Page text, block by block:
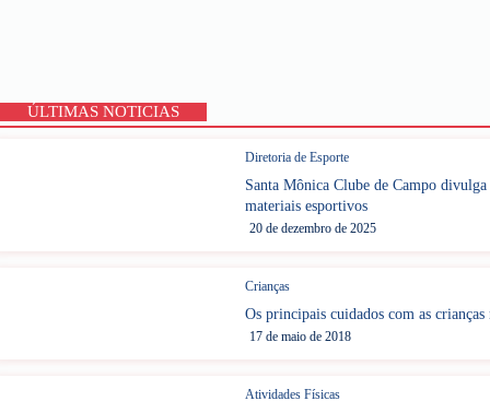
ÚLTIMAS NOTICIAS
Diretoria de Esporte
Santa Mônica Clube de Campo
materiais esportivos
20 de dezembro de 2025
Crianças
Os principais cuidados com as crianças
17 de maio de 2018
Atividades Físicas